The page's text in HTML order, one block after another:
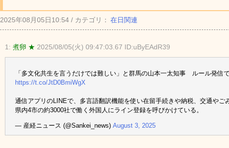
2025年08月05日10:54 / カテゴリ： 在日関連
1: 煮卵 ★ 2025/08/05(火) 09:47:03.67 ID:uByEAdR39
「多文化共生を言うだけでは難しい」と群馬の山本一太知事 ルール発信
https://t.co/JtD0BmiWgX
通信アプリのLINEで、多言語翻訳機能を使い在留手続きや納税、交通やご
県内4市の約3000社で働く外国人にライン登録を呼びかけている。
— 産経ニュース (@Sankei_news) August 3, 2025